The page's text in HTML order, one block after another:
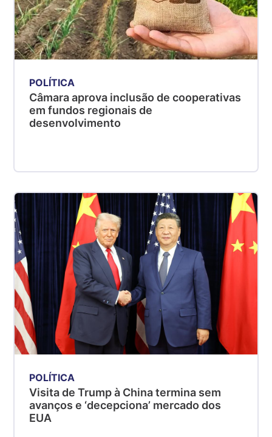
POLÍTICA
Câmara aprova inclusão de cooperativas
em fundos regionais de
desenvolvimento
POLÍTICA
Visita de Trump à China termina sem
avanços e ‘decepciona’ mercado dos
EUA